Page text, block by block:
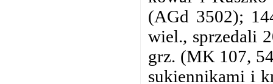
(AGd 3502);
wiel., sprzedali
grz. (MK 107,
sukiennikami i